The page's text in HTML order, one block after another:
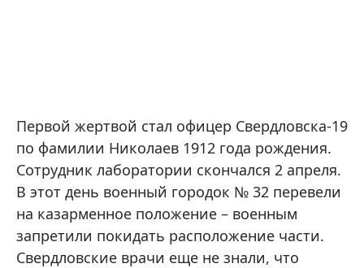
Первой жертвой стал офицер Свердловска-19
по фамилии Николаев 1912 года рождения.
Сотрудник лаборатории скончался 2 апреля.
В этот день военный городок № 32 перевели
на казарменное положение – военным
запретили покидать расположение части.
Свердловские врачи еще не знали, что